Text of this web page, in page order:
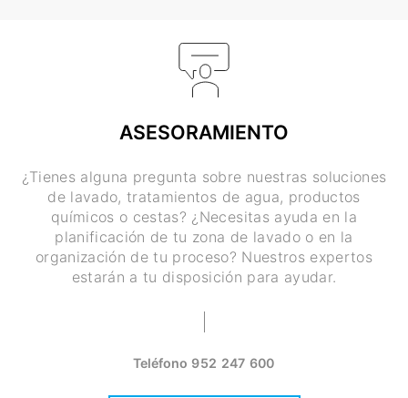
ASESORAMIENTO
¿Tienes alguna pregunta sobre nuestras soluciones
de lavado, tratamientos de agua, productos
químicos o cestas? ¿Necesitas ayuda en la
planificación de tu zona de lavado o en la
organización de tu proceso? Nuestros expertos
estarán a tu disposición para ayudar.
Teléfono 952 247 600